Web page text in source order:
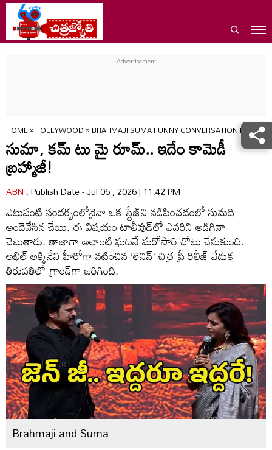
HOME»TOLLYWOOD»BRAHMAJI SUMA FUNNY CONVERSATION LENIN
సుమా, కమ్ టు మై రూమ్.. ఇదేం కామెడీ
బ్రహ్మాజీ!
ABN, Publish Date - Jul 06 , 2026 | 11:42 PM
ఎటువంటి సందర్భంలోనైనా ఒక స్టేజ్‌ని నడిపించడంలో సుమది
అందెవేసిన చేయి. ఈ విషయం టాలీవుడ్‌లో ఎవరిని అడిగినా
చెబుతారు. తాజాగా అలాంటి ఘటనే మరోసారి చోటు చేసుకుంది.
అఖిల్ అక్కినేని హీరోగా నటించిన ‘లెనిన్’ చిత్ర ప్రీ రిలీజ్ వేడుక
తిరుపతిలో గ్రాండ్‌గా జరిగింది.
Brahmaji and Suma